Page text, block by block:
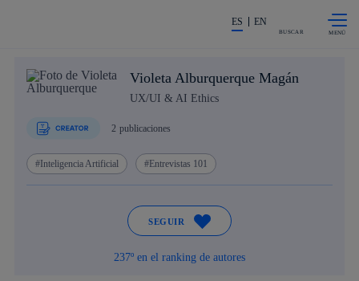
La acción en accionistas e
ES EN
BUSCAR
Violeta Alburquerque Magán
UX/UI & AI Ethics
2 publicaciones
Inteligencia Artificial Entrevistas 101
SEGUIR
237º en el ranking de autores